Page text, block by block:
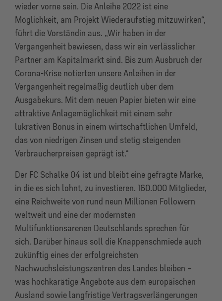
wieder vorne sein. Die Anleihe 2022 ist eine
Möglichkeit, am Projekt Wiederaufstieg mitzuwirken“,
führt die Vorständin aus. „Wir haben in der
Vergangenheit bewiesen, dass wir ein verlässlicher
Partner am Kapitalmarkt sind. Bis zum Ausbruch der
Corona-Krise notierten unsere Anleihen in der
Vergangenheit regelmäßig deutlich über dem
Ausgabekurs. Mit dem neuen Papier bieten wir eine
attraktive Anlagemöglichkeit mit einem sehr
lukrativen Bonus in einem wirtschaftlichen Umfeld,
das von niedrigen Zinsen und stetig steigenden
Verbraucherpreisen geprägt ist.“
Der FC Schalke 04 ist und bleibt eine gefragte Marke,
in die es sich lohnt, zu investieren. 160.000 Mitglieder,
eine Reichweite von rund neun Millionen Followern
weltweit und eine der modernsten
Multifunktionsarenen Deutschlands sprechen für
sich. Darüber hinaus soll die Knappenschmiede auch
zukünftig eines der erfolgreichsten
Nachwuchsleistungszentren des Landes bleiben –
was hochkarätige Angebote aus dem europäischen
Ausland sowie langfristige Vertragsverlängerungen